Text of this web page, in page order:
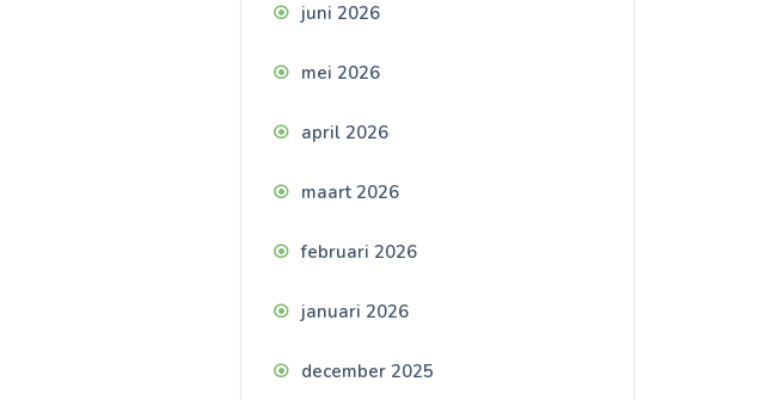
juni 2026
mei 2026
april 2026
maart 2026
februari 2026
januari 2026
december 2025